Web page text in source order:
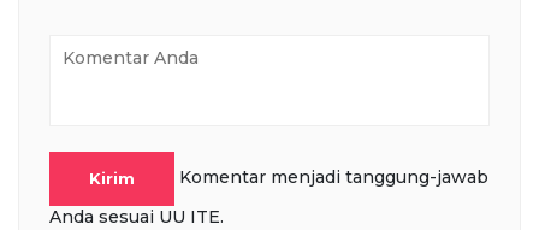
Kirim
Komentar menjadi tanggung-jawab
Anda sesuai UU ITE.